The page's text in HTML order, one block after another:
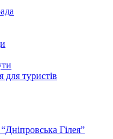
для туристів
Гілея”